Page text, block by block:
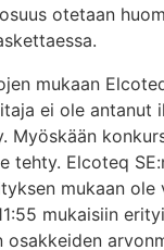
otetaan
mukaan
ei ole antanut
Myöskään
tehty. Elcoteq
mukaan ole
mukaisiin
osakkeiden